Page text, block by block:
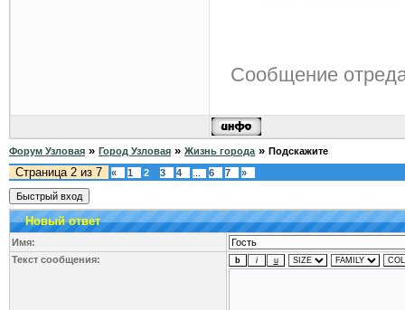
Сообщение
Форум Узловая » Город Узловая » Жизнь города » Подскажите
Страница 2 из 7 « 1 2 3 4 … 6 7 »
Новый ответ
Имя:
Текст сообщения: